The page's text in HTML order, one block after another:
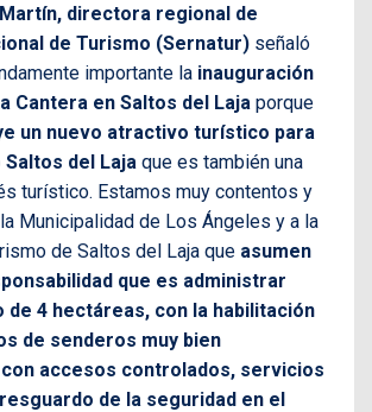
directora regional de
de Turismo (Sernatur) señaló
importante la inauguración
Cantera en Saltos del Laja porque
un nuevo atractivo turístico para
del Laja que es también una
turístico. Estamos muy contentos y
Municipalidad de Los Ángeles y a la
de Saltos del Laja que asumen
que es administrar
de 4 hectáreas, con la habilitación
de senderos muy bien
accesos controlados, servicios
de la seguridad en el